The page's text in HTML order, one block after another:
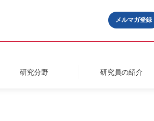
メルマガ登録
研究分野 研究員の紹介